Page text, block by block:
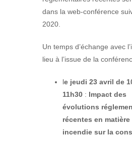
dans la web-conférence
2020.
Un temps d’échange avec
lieu à l’issue de la
le jeudi 23 avril de
11h30 : Impact des
évolutions
récentes en
incendie sur la